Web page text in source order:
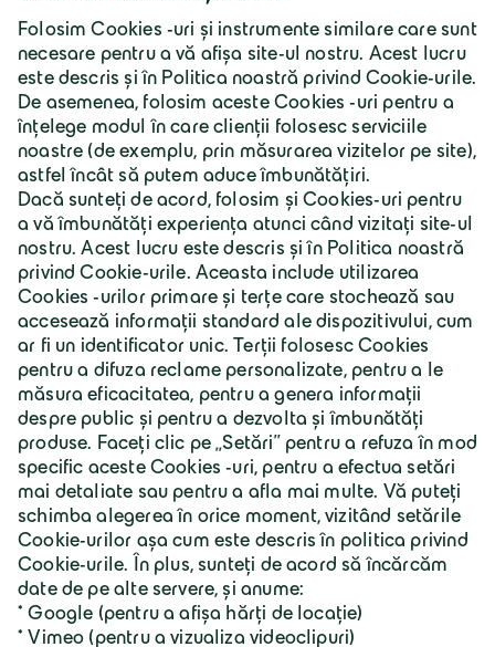
România | Lb. română
Grupul Geiger
Despre Geiger
Carieră